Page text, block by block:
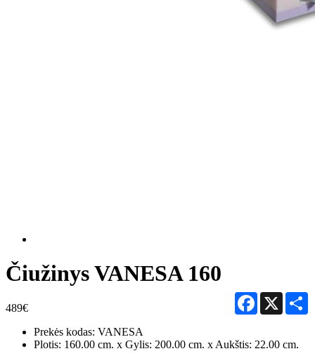
Čiužinys VANESA 160
489€
Facebook
X
Prekės kodas: VANESA
Plotis: 160.00 cm. x Gylis: 200.00 cm. x Aukštis: 22.00 cm.